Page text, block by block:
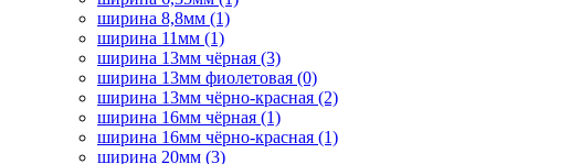
ширина 8,8мм (1)
ширина 11мм (1)
ширина 13мм чёрная (3)
ширина 13мм фиолетовая (0)
ширина 13мм чёрно-красная (2)
ширина 16мм чёрная (1)
ширина 16мм чёрно-красная (1)
ширина 20мм (3)